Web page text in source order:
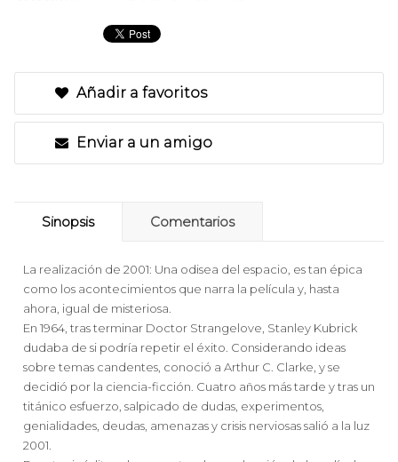
Añadir a favoritos
Enviar a un amigo
Sinopsis Comentarios
La realización de 2001: Una odisea del espacio, es tan épica
como los acontecimientos que narra la película y, hasta
ahora, igual de misteriosa.
En 1964, tras terminar Doctor Strangelove, Stanley Kubrick
dudaba de si podría repetir el éxito. Considerando ideas
sobre temas candentes, conoció a Arthur C. Clarke, y se
decidió por la ciencia-ficción. Cuatro años más tarde y tras un
titánico esfuerzo, salpicado de dudas, experimentos,
genialidades, deudas, amenazas y crisis nerviosas salió a la luz
2001.